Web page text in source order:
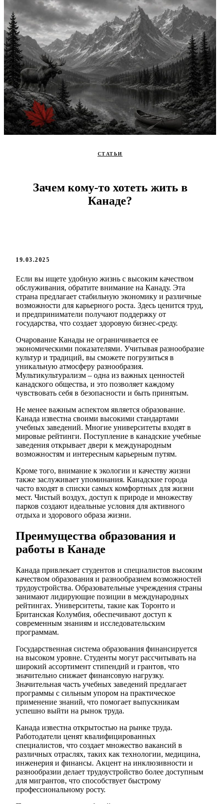
СТАТЬИ
Зачем кому-то хотеть жить в
Канаде?
19.03.2025
Если вы ищете удобную жизнь с высоким качеством
обслуживания, обратите внимание на Канаду. Эта
страна предлагает стабильную экономику и различные
возможности для карьерного роста. Здесь ценится труд,
и предприниматели получают поддержку от
государства, что создает здоровую бизнес-среду.
Очарование Канады не ограничивается ее
экономическими показателями. Учитывая разнообразие
культур и традиций, вы сможете погрузиться в
уникальную атмосферу разнообразия.
Мультикультурализм – одна из важных ценностей
канадского общества, и это позволяет каждому
чувствовать себя в безопасности и быть принятым.
Не менее важным аспектом является образование.
Канада известна своими высокими стандартами
учебных заведений. Многие университеты входят в
мировые рейтинги. Поступление в канадские учебные
заведения открывает двери к международным
возможностям и интересным карьерным путям.
Кроме того, внимание к экологии и качеству жизни
также заслуживает упоминания. Канадские города
часто входят в списки самых комфортных для жизни
мест. Чистый воздух, доступ к природе и множеству
парков создают идеальные условия для активного
отдыха и здорового образа жизни.
Преимущества образования и
работы в Канаде
Канада привлекает студентов и специалистов высоким
качеством образования и разнообразием возможностей
трудоустройства. Образовательные учреждения страны
занимают лидирующие позиции в международных
рейтингах. Университеты, такие как Торонто и
Британская Колумбия, обеспечивают доступ к
современным знаниям и исследовательским
программам.
Государственная система образования финансируется
на высоком уровне. Студенты могут рассчитывать на
широкий ассортимент стипендий и грантов, что
значительно снижает финансовую нагрузку.
Значительная часть учебных заведений предлагает
программы с сильным упором на практическое
применение знаний, что помогает выпускникам
успешно выйти на рынок труда.
Канада известна открытостью на рынке труда.
Работодатели ценят квалифицированных
специалистов, что создает множество вакансий в
различных отраслях, таких как технологии, медицина,
инженерия и финансы. Акцент на инклюзивности и
разнообразии делает трудоустройство более доступным
для мигрантов, что способствует быстрому
профессиональному росту.